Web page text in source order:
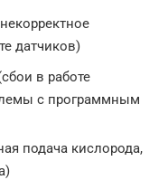
датчиков)
в работе
с программным
подача кислорода,